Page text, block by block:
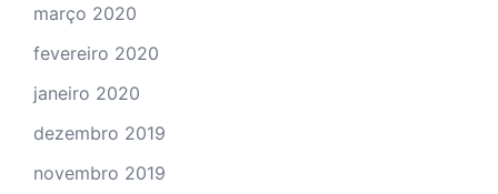
março 2020
fevereiro 2020
janeiro 2020
dezembro 2019
novembro 2019